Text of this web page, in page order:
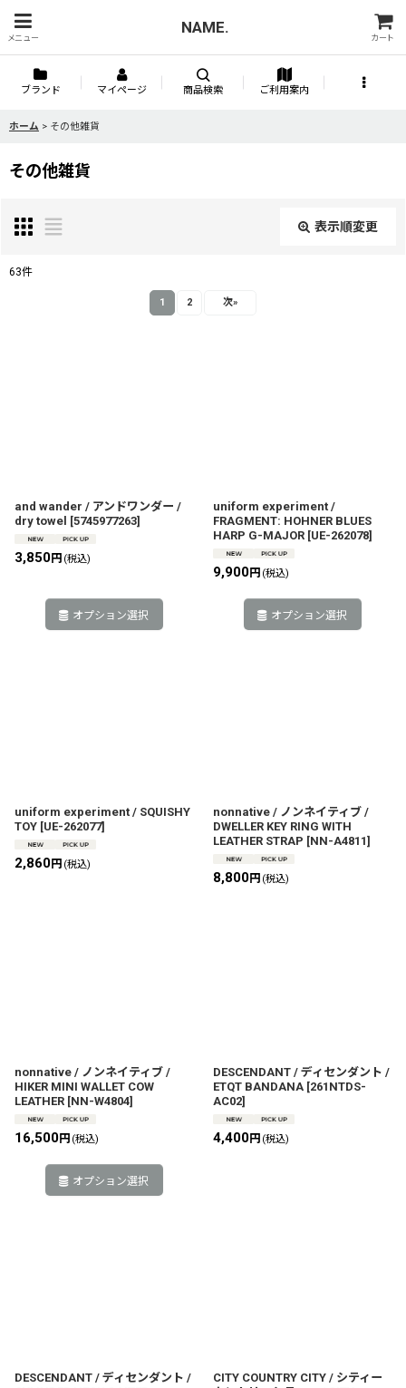
メニュー
NAME.
カート
ブランド マイページ 商品検索 ご利用案内
ホーム > その他雑貨
その他雑貨
表示順変更
63件
1 2 次»
and wander / アンドワンダー /
dry towel [5745977263]
3,850円 (税込)
オプション選択
uniform experiment /
FRAGMENT: HOHNER BLUES
HARP G-MAJOR [UE-262078]
9,900円 (税込)
オプション選択
uniform experiment / SQUISHY
TOY [UE-262077]
2,860円 (税込)
nonnative / ノンネイティブ /
DWELLER KEY RING WITH
LEATHER STRAP [NN-A4811]
8,800円 (税込)
nonnative / ノンネイティブ /
HIKER MINI WALLET COW
LEATHER [NN-W4804]
16,500円 (税込)
オプション選択
DESCENDANT / ディセンダント /
ETQT BANDANA [261NTDS-
AC02]
4,400円 (税込)
DESCENDANT / ディセンダント /
CITY COUNTRY CITY / シティー